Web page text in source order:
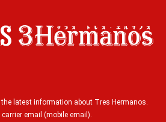
latest information about Tres Hermanos.
email (mobile email).